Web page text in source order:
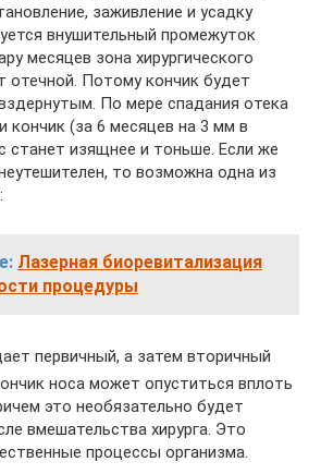
заживление и усадку
внушительный промежуток
месяцев зона хирургического
отечной. Потому кончик будет
По мере спадания отека
кончик (за 6 месяцев на 3 мм в
станет изящнее и тоньше. Если же
то возможна одна из
Лазерная биоревитализация
процедуры
первичный, а затем вторичный
носа может опуститься вплоть
это необязательно будет
вмешательства хирурга. Это
процессы организма.